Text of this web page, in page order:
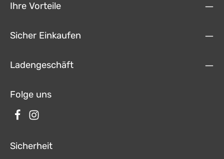
Ihre Vorteile
Sicher Einkaufen
Ladengeschäft
Folge uns
Sicherheit